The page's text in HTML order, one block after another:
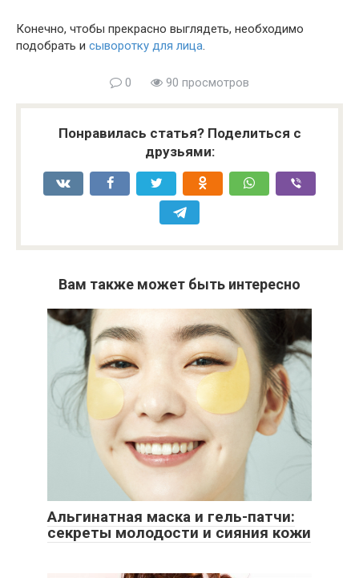
Конечно, чтобы прекрасно выглядеть, необходимо
подобрать и сыворотку для лица.
0 90 просмотров
Понравилась статья? Поделиться с
друзьями:
Вам также может быть интересно
Альгинатная маска и гель-патчи:
секреты молодости и сияния кожи